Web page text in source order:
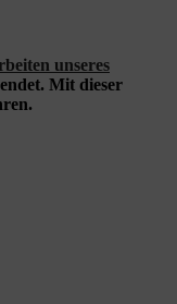
unseres
Mit dieser